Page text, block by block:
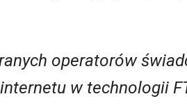
operatorów
w technologii